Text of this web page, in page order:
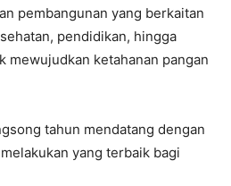
pembangunan yang berkaitan
pendidikan, hingga
mewujudkan ketahanan pangan
tahun mendatang dengan
yang terbaik bagi